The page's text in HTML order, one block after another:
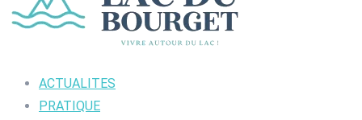
ACTUALITES
PRATIQUE